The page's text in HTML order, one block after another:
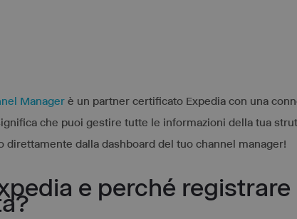
Manager è un partner certificato Expedia con una
che puoi gestire tutte le informazioni della tua
direttamente dalla dashboard del tuo channel manager!
e perché registrare